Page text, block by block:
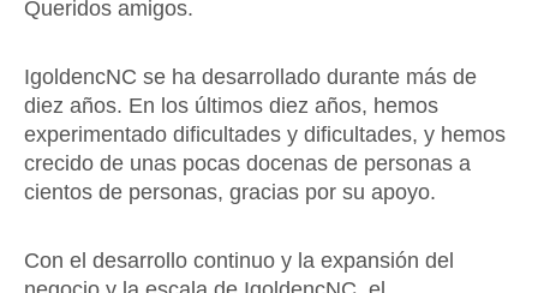
Queridos amigos.
IgoldencNC se ha desarrollado durante más de
diez años. En los últimos diez años, hemos
experimentado dificultades y dificultades, y hemos
crecido de unas pocas docenas de personas a
cientos de personas, gracias por su apoyo.
Con el desarrollo continuo y la expansión del